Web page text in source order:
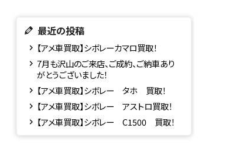
最近の投稿
【アメ車買取】シボレーカマロ買取！
7月も沢山のご来店、ご成約、ご納車あり
がとうございました！
【アメ車買取】シボレー タホ 買取！
【アメ車買取】シボレー アストロ買取！
【アメ車買取】シボレー C1500 買取！